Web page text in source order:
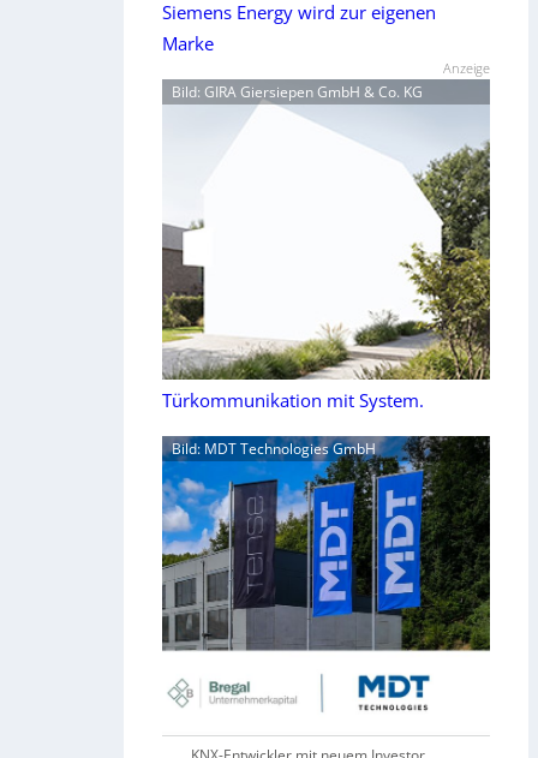
Siemens Energy wird zur eigenen
Marke
Anzeige
Bild: GIRA Giersiepen GmbH & Co. KG
Türkommunikation mit System.
Bild: MDT Technologies GmbH